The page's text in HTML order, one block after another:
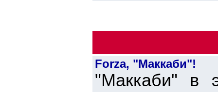
Forza, "Маккаби"!
"Маккаби" в